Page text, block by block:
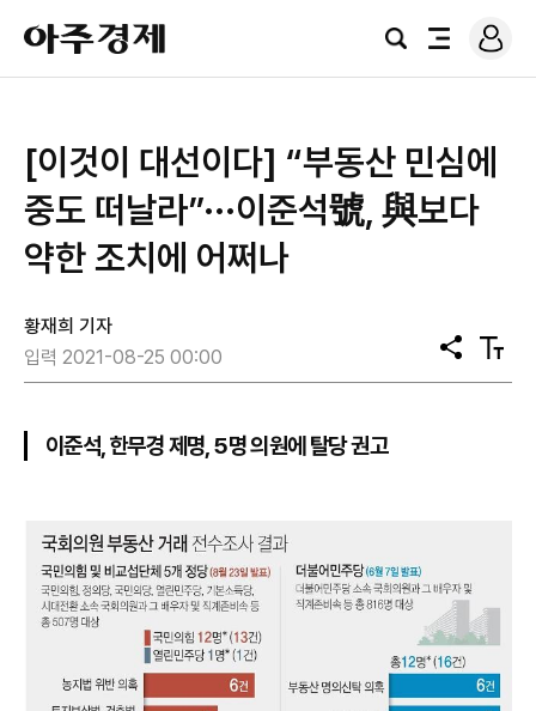
아
주
경
검
전
로
그
​[이것이 대선이다] “부동산 민심에
중도 떠날라”···이준석號, 與보다
약한 조치에 어쩌나
황재희 기자
입력 2021-08-25 00:00
공
유
텍
스
이준석, 한무경 제명, 5명 의원에 탈당 권고